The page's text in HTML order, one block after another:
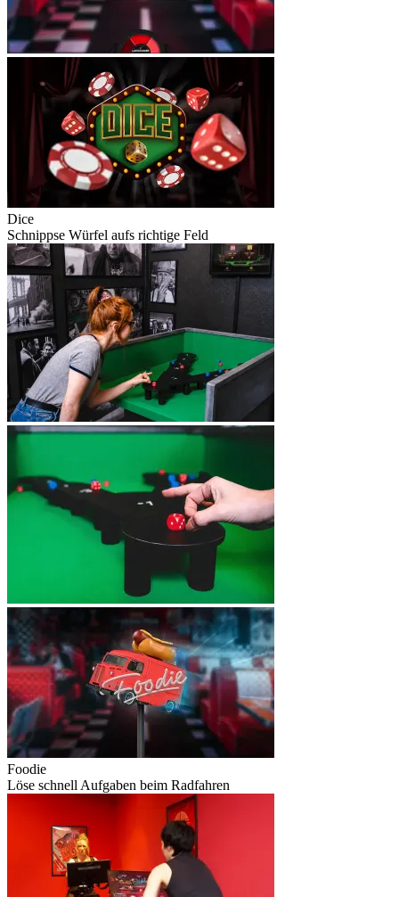
Dice
Schnippse Würfel aufs richtige Feld
Foodie
Löse schnell Aufgaben beim Radfahren